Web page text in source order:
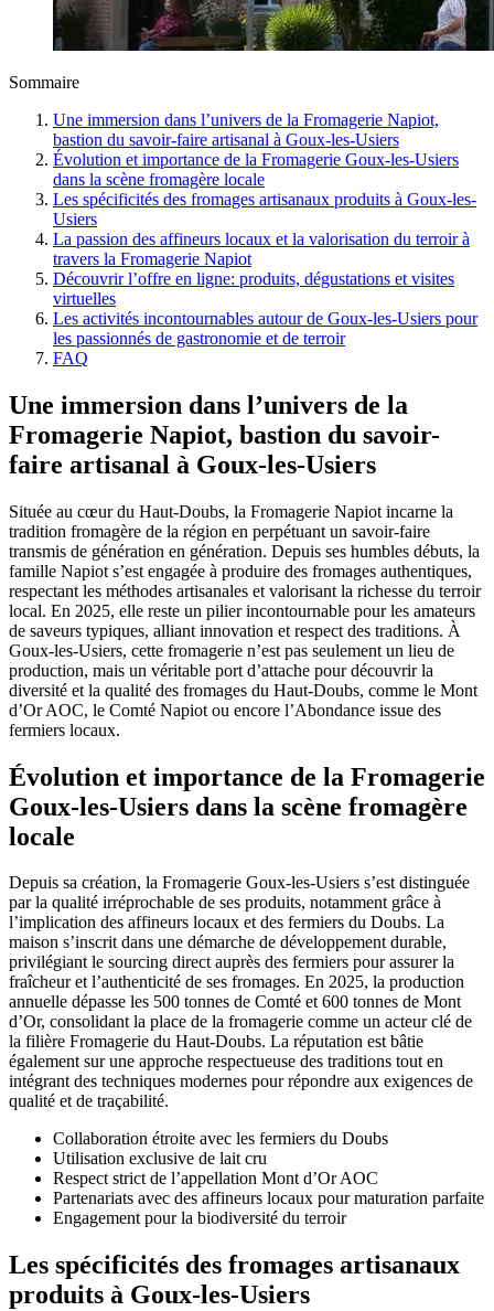
Sommaire
Une immersion dans l’univers de la Fromagerie Napiot,
bastion du savoir-faire artisanal à Goux-les-Usiers
Évolution et importance de la Fromagerie Goux-les-Usiers
dans la scène fromagère locale
Les spécificités des fromages artisanaux produits à Goux-les-
Usiers
La passion des affineurs locaux et la valorisation du terroir à
travers la Fromagerie Napiot
Découvrir l’offre en ligne: produits, dégustations et visites
virtuelles
Les activités incontournables autour de Goux-les-Usiers pour
les passionnés de gastronomie et de terroir
FAQ
Une immersion dans l’univers de la
Fromagerie Napiot, bastion du savoir-
faire artisanal à Goux-les-Usiers
Située au cœur du Haut-Doubs, la Fromagerie Napiot incarne la
tradition fromagère de la région en perpétuant un savoir-faire
transmis de génération en génération. Depuis ses humbles débuts, la
famille Napiot s’est engagée à produire des fromages authentiques,
respectant les méthodes artisanales et valorisant la richesse du terroir
local. En 2025, elle reste un pilier incontournable pour les amateurs
de saveurs typiques, alliant innovation et respect des traditions. À
Goux-les-Usiers, cette fromagerie n’est pas seulement un lieu de
production, mais un véritable port d’attache pour découvrir la
diversité et la qualité des fromages du Haut-Doubs, comme le Mont
d’Or AOC, le Comté Napiot ou encore l’Abondance issue des
fermiers locaux.
Évolution et importance de la Fromagerie
Goux-les-Usiers dans la scène fromagère
locale
Depuis sa création, la Fromagerie Goux-les-Usiers s’est distinguée
par la qualité irréprochable de ses produits, notamment grâce à
l’implication des affineurs locaux et des fermiers du Doubs. La
maison s’inscrit dans une démarche de développement durable,
privilégiant le sourcing direct auprès des fermiers pour assurer la
fraîcheur et l’authenticité de ses fromages. En 2025, la production
annuelle dépasse les 500 tonnes de Comté et 600 tonnes de Mont
d’Or, consolidant la place de la fromagerie comme un acteur clé de
la filière Fromagerie du Haut-Doubs. La réputation est bâtie
également sur une approche respectueuse des traditions tout en
intégrant des techniques modernes pour répondre aux exigences de
qualité et de traçabilité.
Collaboration étroite avec les fermiers du Doubs
Utilisation exclusive de lait cru
Respect strict de l’appellation Mont d’Or AOC
Partenariats avec des affineurs locaux pour maturation parfaite
Engagement pour la biodiversité du terroir
Les spécificités des fromages artisanaux
produits à Goux-les-Usiers